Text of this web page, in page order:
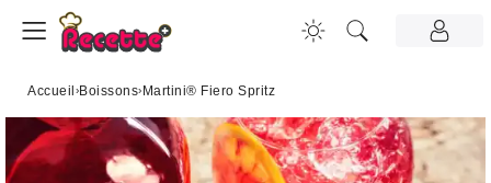
Accueil ›Boissons› Martini® Fiero Spritz